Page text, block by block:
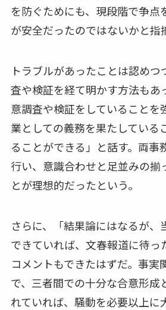
を防ぐためにも、現段階で争点
が安全だったのではないかと指
トラブルがあったことは認めつ
査や検証を経て明かす方法もあ
意調査や検証をしていることを
業としての義務を果たしている
ることができる」と話す。両事
行い、意識合わせと足並みの揃
とが理想的だったという。
さらに、「結果論にはなるが、
できていれば、文春報道に待っ
コメントもできたはずだ。事実
で、三者間での十分な合意形成
れていれば、騒動を必要以上に